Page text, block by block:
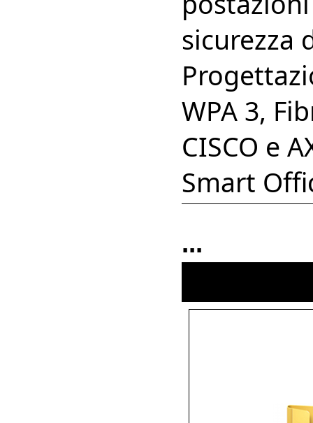
sicurezza
WPA 3,
CISCO e
Smart
...